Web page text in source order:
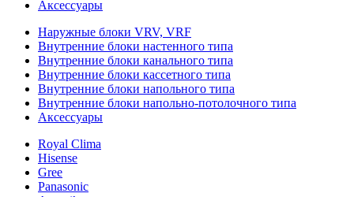
Аксессуары
Наружные блоки VRV, VRF
Внутренние блоки настенного типа
Внутренние блоки канального типа
Внутренние блоки кассетного типа
Внутренние блоки напольного типа
Внутренние блоки напольно-потолочного типа
Аксессуары
Royal Clima
Hisense
Gree
Panasonic